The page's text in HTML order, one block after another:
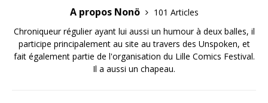
A propos Nonö
101 Articles
Chroniqueur régulier ayant lui aussi un humour à deux balles, il
participe principalement au site au travers des Unspoken, et
fait également partie de l'organisation du Lille Comics Festival.
Il a aussi un chapeau.